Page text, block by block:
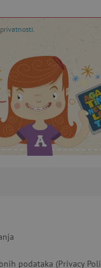
podataka (Privacy